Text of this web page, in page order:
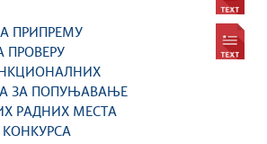
ПРИПРЕМУ
ПРОВЕРУ
ЗА ПОПУЊАВАЊЕ
РАДНИХ МЕСТА
КОНКУРСА